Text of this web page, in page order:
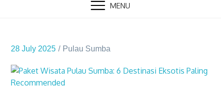
MENU
28 July 2025 Pulau Sumba